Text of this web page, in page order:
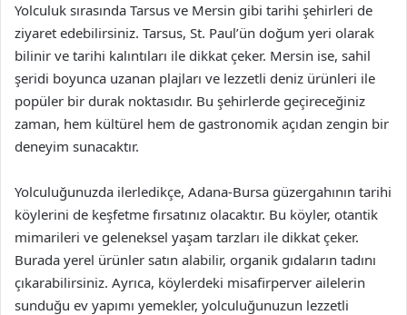
Yolculuk sırasında Tarsus ve Mersin gibi tarihi şehirleri de
ziyaret edebilirsiniz. Tarsus, St. Paul’ün doğum yeri olarak
bilinir ve tarihi kalıntıları ile dikkat çeker. Mersin ise, sahil
şeridi boyunca uzanan plajları ve lezzetli deniz ürünleri ile
popüler bir durak noktasıdır. Bu şehirlerde geçireceğiniz
zaman, hem kültürel hem de gastronomik açıdan zengin bir
deneyim sunacaktır.
Yolculuğunuzda ilerledikçe, Adana-Bursa güzergahının tarihi
köylerini de keşfetme fırsatınız olacaktır. Bu köyler, otantik
mimarileri ve geleneksel yaşam tarzları ile dikkat çeker.
Burada yerel ürünler satın alabilir, organik gıdaların tadını
çıkarabilirsiniz. Ayrıca, köylerdeki misafirperver ailelerin
sunduğu ev yapımı yemekler, yolculuğunuzun lezzetli